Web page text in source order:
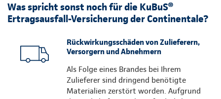
Was spricht sonst noch für die KuBuS®
Ertragsausfall-Versicherung der Continentale?
Rückwirkungsschäden von Zulieferern,
Versorgern und Abnehmern
Als Folge eines Brandes bei Ihrem
Zulieferer sind dringend benötigte
Materialien zerstört worden. Aufgrund